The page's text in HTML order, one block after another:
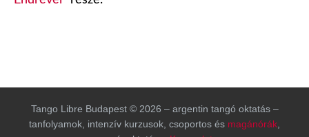
Tango Libre Budapest © 2026 – argentin tangó oktatás –
tanfolyamok, intenzív kurzusok, csoportos és magánórák